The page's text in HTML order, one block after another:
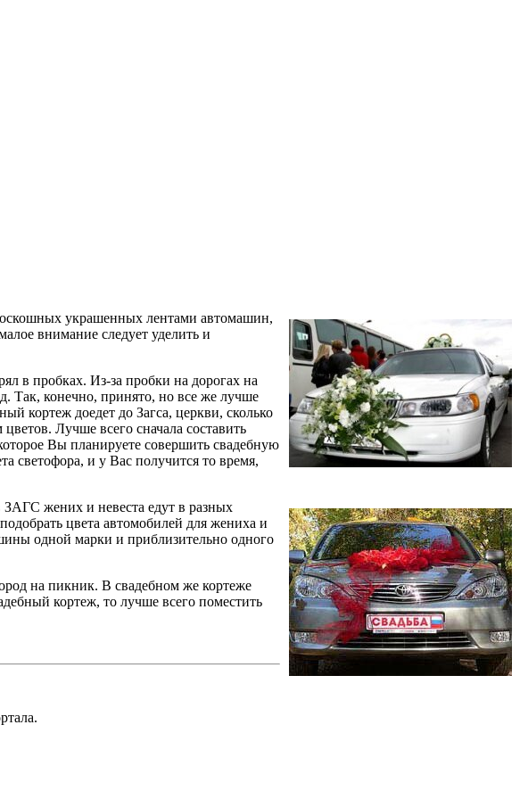
украшенных лентами автомашин,
внимание следует уделить и
в пробках. Из-за пробки на дорогах на
Так, конечно, принято, но все же лучше
кортеж доедет до Загса, церкви, сколько
Лучше всего сначала составить
Вы планируете совершить свадебную
светофора, и у Вас получится то время,
жених и невеста едут в разных
цвета автомобилей для жениха и
одной марки и приблизительно одного
на пикник. В свадебном же кортеже
кортеж, то лучше всего поместить